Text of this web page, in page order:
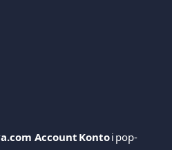
Account Konto i pop-